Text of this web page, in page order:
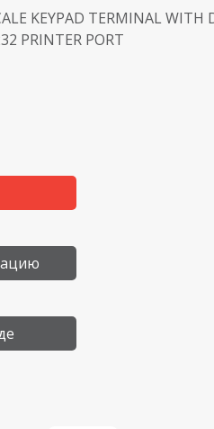
KEYPAD TERMINAL WITH
PRINTER PORT